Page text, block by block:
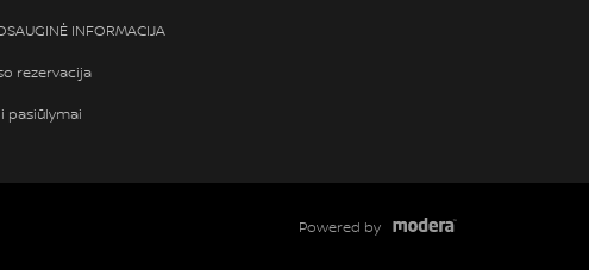
INFORMACIJA
rezervacija
pasiūlymai
Powered by